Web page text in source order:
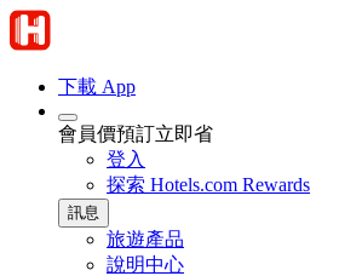
下載 App
會員價預訂立即省
登入
探索 Hotels.com Rewards
訊息
旅遊產品
說明中心